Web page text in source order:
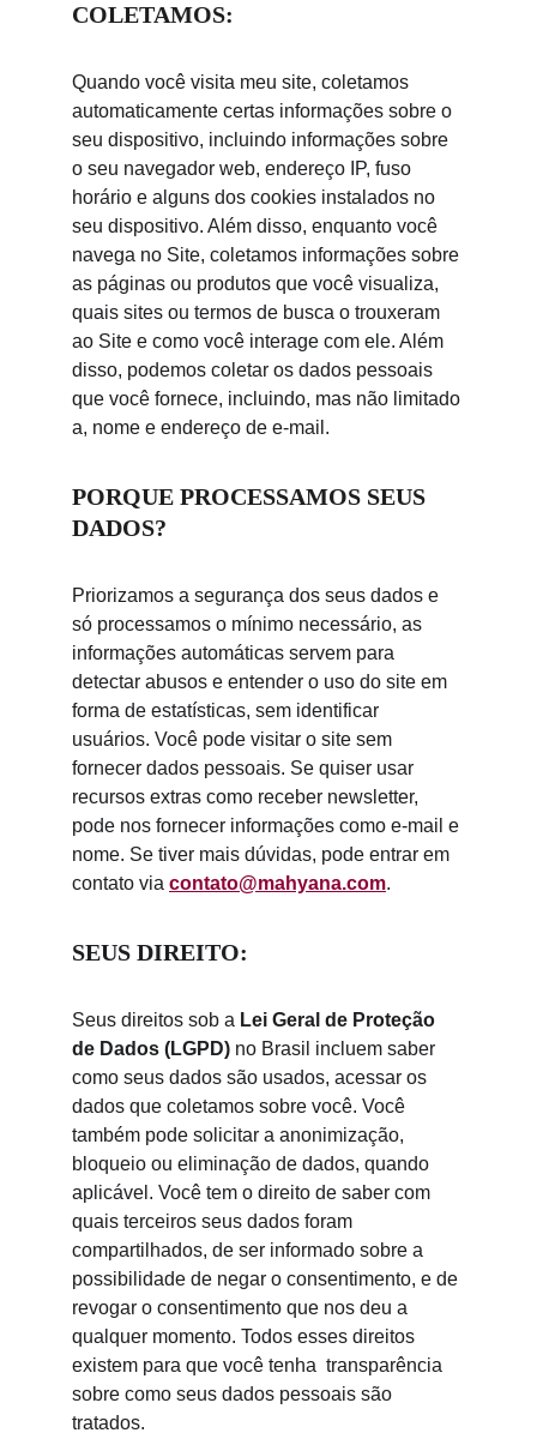
COLETAMOS:
Quando você visita meu site, coletamos
automaticamente certas informações sobre o
seu dispositivo, incluindo informações sobre
o seu navegador web, endereço IP, fuso
horário e alguns dos cookies instalados no
seu dispositivo. Além disso, enquanto você
navega no Site, coletamos informações sobre
as páginas ou produtos que você visualiza,
quais sites ou termos de busca o trouxeram
ao Site e como você interage com ele. Além
disso, podemos coletar os dados pessoais
que você fornece, incluindo, mas não limitado
a, nome e endereço de e-mail.
PORQUE PROCESSAMOS SEUS
DADOS?
Priorizamos a segurança dos seus dados e
só processamos o mínimo necessário, as
informações automáticas servem para
detectar abusos e entender o uso do site em
forma de estatísticas, sem identificar
usuários. Você pode visitar o site sem
fornecer dados pessoais. Se quiser usar
recursos extras como receber newsletter,
pode nos fornecer informações como e-mail e
nome. Se tiver mais dúvidas, pode entrar em
contato via contato@mahyana.com.
SEUS DIREITO:
Seus direitos sob a Lei Geral de Proteção
de Dados (LGPD) no Brasil incluem saber
como seus dados são usados, acessar os
dados que coletamos sobre você. Você
também pode solicitar a anonimização,
bloqueio ou eliminação de dados, quando
aplicável. Você tem o direito de saber com
quais terceiros seus dados foram
compartilhados, de ser informado sobre a
possibilidade de negar o consentimento, e de
revogar o consentimento que nos deu a
qualquer momento. Todos esses direitos
existem para que você tenha  transparência
sobre como seus dados pessoais são
tratados.